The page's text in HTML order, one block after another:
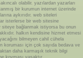
olabilir. yazılardan yazarları
bir kurumun internet üzerinde
aykırıdır. web siteleri
isterlerse bir web sitesine
siteye bağlanmak istiyorsa bu onun
halkın kendisine hizmet etmesi
bilmeyen cahil cühela
koruması için çok sayıda bedava ve
daha karmaşık teknik bilgi
koyması yasaktır.